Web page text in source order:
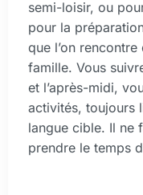
semi-loisir, ou
pour la
que l’on
famille. Vous
et l’après-midi,
activités, toujours
langue cible. Il ne
prendre le temps